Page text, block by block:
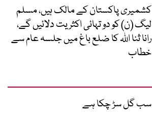
کشمیری پاکستان کے مالک ہیں، مسلم
لیگ (ن) کو دو تہائی اکثریت دلائیں گے،
رانا ثنا اللہ کا ضلع باغ میں جلسہ عام سے
خطاب
سب گل سڑ چکا ہے